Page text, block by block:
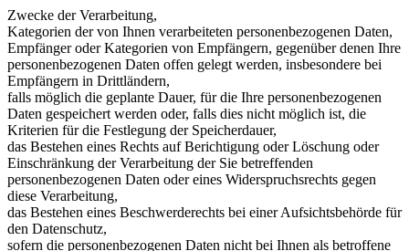
Zwecke der Verarbeitung,
Kategorien der von Ihnen verarbeiteten personenbezogenen Daten,
Empfänger oder Kategorien von Empfängern, gegenüber denen Ihre
personenbezogenen Daten offen gelegt werden, insbesondere bei
Empfängern in Drittländern,
falls möglich die geplante Dauer, für die Ihre personenbezogenen
Daten gespeichert werden oder, falls dies nicht möglich ist, die
Kriterien für die Festlegung der Speicherdauer,
das Bestehen eines Rechts auf Berichtigung oder Löschung oder
Einschränkung der Verarbeitung der Sie betreffenden
personenbezogenen Daten oder eines Widerspruchsrechts gegen
diese Verarbeitung,
das Bestehen eines Beschwerderechts bei einer Aufsichtsbehörde für
den Datenschutz,
sofern die personenbezogenen Daten nicht bei Ihnen als betroffene